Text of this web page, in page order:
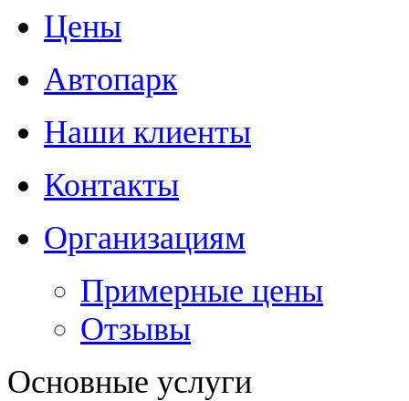
Цены
Автопарк
Наши клиенты
Контакты
Организациям
Примерные цены
Отзывы
Основные услуги